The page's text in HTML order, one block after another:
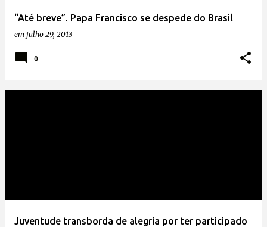
“Até breve”. Papa Francisco se despede do Brasil
em julho 29, 2013
0
Juventude transborda de alegria por ter participado